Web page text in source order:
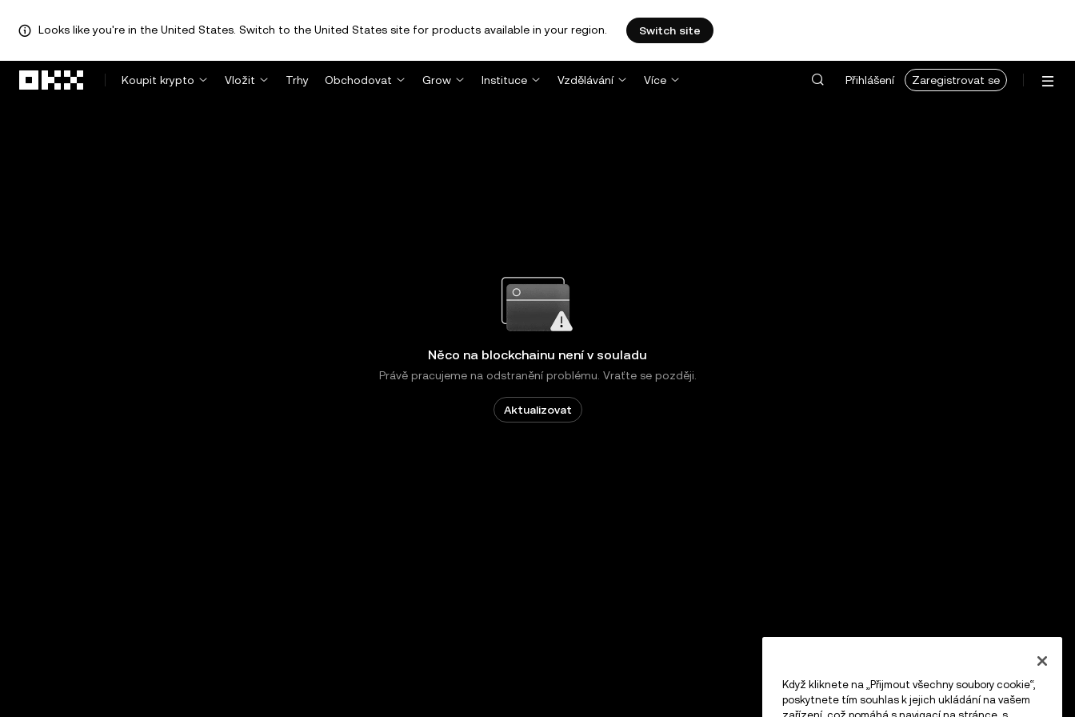
Looks like you're in the United States. Switch to the United States site for products available in your region. Switch site
Koupit krypto
Vložit Trhy Obchodovat Grow Instituce Vzdělávání Více Přihlášení Zaregistrovat se
Něco na blockchainu není v souladu
Právě pracujeme na odstranění problému. Vraťte se později.
Aktualizovat
Když kliknete na „Přijmout všechny soubory cookie“,
poskytnete tím souhlas k jejich ukládání na vašem